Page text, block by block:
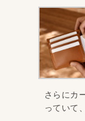
さらにカ
っていて